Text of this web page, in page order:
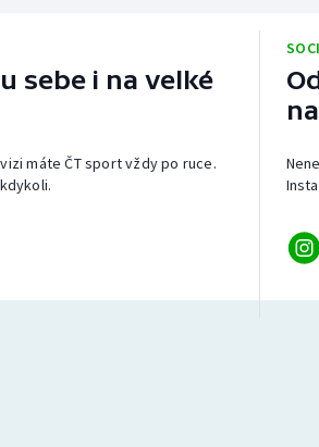
sebe i na velké
máte ČT sport vždy po ruce.